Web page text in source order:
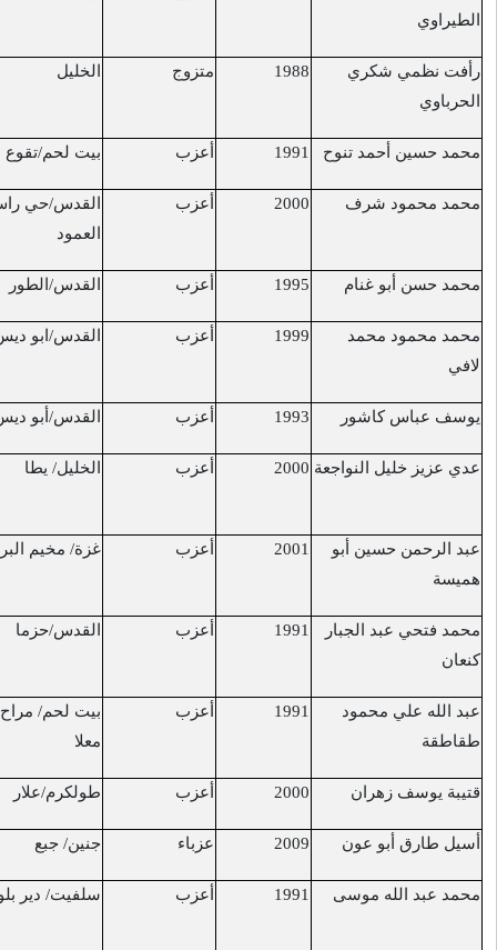
متزوج الخليل دوار بيت عينون 18/7/2017
أعزب بيت لحم/تقوع 20/7/2017
أعزب
القدس/حي راس
القدس/باب العمود 21/7/2017
أعزب القدس/الطور الطور 21/7/2017
أعزب القدس/ابو ديس أبو ديس 21/7/2017
أعزب القدس/أبو ديس أبو ديس 22/7/2017
أعزب الخليل/ يطا
اثناء رعي الأغنام في
22/7/2017
أعزب غزة/ مخيم البريج شرق مخيم البريج 28/7/2017
أعزب القدس/حزما
متأثراً بجروح أُصيب
26/7/2017
أعزب
بيت لحم/ مراح
حاجز "عصيون" 28/7/2017
أعزب طولكرم/علار حاجز زعترة 19/8/2017
عزباء جنين/ جبع فروش بيت دجن 26/8/2017
أعزب سلفيت/ دير بلوط
قرب مستوطنة
31/10/2017